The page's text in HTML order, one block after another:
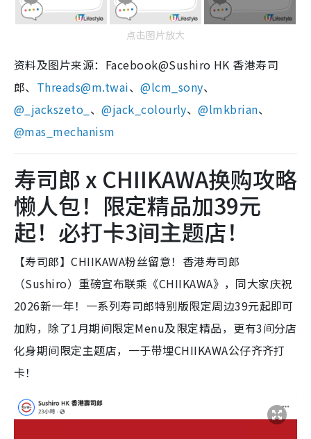
点击图片放大
资料及图片来源：Facebook@Sushiro HK 香港寿司
郎、 Threads@m.twai、@lcm_sony、
@_jackszeto_ 、@jack_colourly、@lmkbrian、
@mas_mechanism
寿司郎 x CHIIKAWA换购攻略
懒人包！限定精品加39元
起！必打卡3间主题店！
【寿司郎】CHIIKAWA粉丝留意！香港寿司郎
（Sushiro）重磅宣布联乘《CHIIKAWA》，同大家庆祝
2026新一年！一系列寿司郎特别版限定周边39元起即可
加购，除了1月期间限定Menu及限定精品，更有3间分店
化身期间限定主题店，一于带埋CHIIKAWA公仔齐齐打
卡！